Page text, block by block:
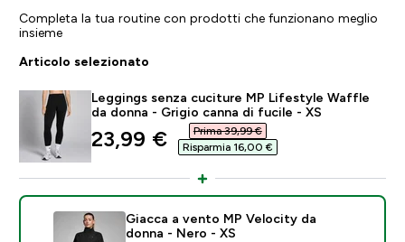
Completa la tua routine con prodotti che funzionano meglio
insieme
Articolo selezionato
Leggings senza cuciture MP Lifestyle Waffle
da donna - Grigio canna di fucile - XS
discounted price
23,99 €‎
Prima 39,99 €‎
Risparmia 16,00 €‎
Giacca a vento MP Velocity da
donna - Nero - XS